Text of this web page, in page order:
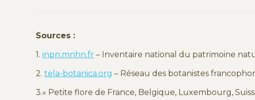
Sources :
1. inpn.mnhn.fr – Inventaire national du patrimoine
2. tela-botanica.org – Réseau des botanistes
3.« Petite flore de France, Belgique, Luxembourg,